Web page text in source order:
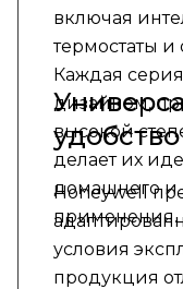
включая
термостаты
Каждая
дизайном,
высокой
делает их
домашнего и
применения.
удобство
Honeywell
условия
продукция